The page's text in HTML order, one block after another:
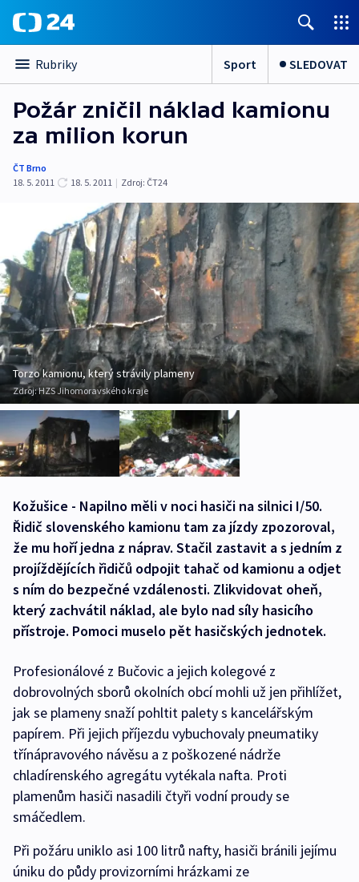
Rubriky Sport SLEDOVAT
Požár zničil náklad kamionu
za milion korun
ČT Brno
18. 5. 2011
18. 5. 2011 | Zdroj: ČT24
Torzo kamionu, který strávily plameny
Zdroj:HZS Jihomoravského kraje
Kožušice - Napilno měli v noci hasiči na silnici I/50.
Řidič slovenského kamionu tam za jízdy zpozoroval,
že mu hoří jedna z náprav. Stačil zastavit a s jedním z
projíždějících řidičů odpojit tahač od kamionu a odjet
s ním do bezpečné vzdálenosti. Zlikvidovat oheň,
který zachvátil náklad, ale bylo nad síly hasicího
přístroje. Pomoci muselo pět hasičských jednotek.
Profesionálové z Bučovic a jejich kolegové z
dobrovolných sborů okolních obcí mohli už jen přihlížet,
jak se plameny snaží pohltit palety s kancelářským
papírem. Při jejich příjezdu vybuchovaly pneumatiky
třínápravového návěsu a z poškozené nádrže
chladírenského agregátu vytékala nafta. Proti
plamenům hasiči nasadili čtyři vodní proudy se
smáčedlem.
Při požáru uniklo asi 100 litrů nafty, hasiči bránili jejímu
úniku do půdy provizorními hrázkami ze